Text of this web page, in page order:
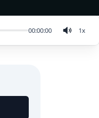
00:00:00 1x